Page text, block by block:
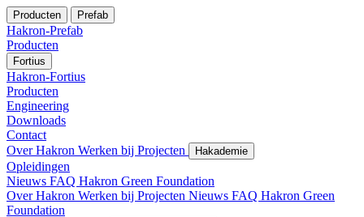
Producten Prefab
Hakron-Prefab
Producten
Fortius
Hakron-Fortius
Producten
Engineering
Downloads
Contact
Over Hakron Werken bij Projecten Hakademie
Opleidingen
Nieuws FAQ Hakron Green Foundation
Over Hakron Werken bij Projecten Nieuws FAQ Hakron Green
Foundation